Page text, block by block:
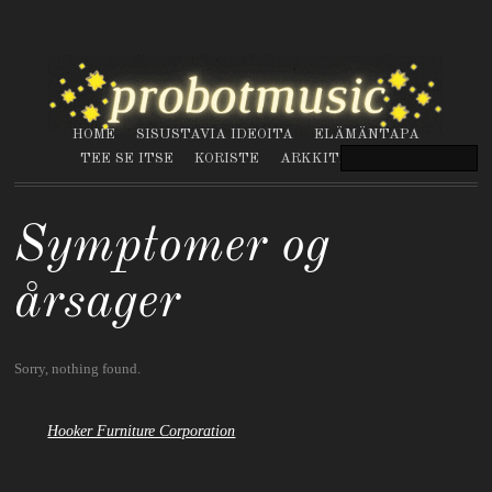
HOME SISUSTAVIA IDEOITA
ELÄMÄNTAPA
TEE SE ITSE
KORISTE ARKKITEHTUURI
Symptomer og
årsager
Sorry, nothing found.
Hooker Furniture Corporation